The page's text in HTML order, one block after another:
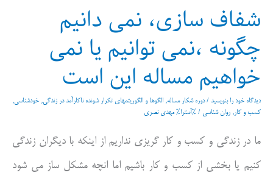
شفاف سازی، نمی دانیم
چگونه ،نمی توانیم یا نمی
خواهیم مساله این است
دیدگاه‌ خود را بنویسید /دوره شکار مساله, الگوها و الگوریتمهای تکرار شونده ناکارآمد در زندگی, خودشناسی,
کسب و کار, روان شناسی / %آسترا% مهدی نصری
ما در زندگی و کسب و کار گریزی نداریم از اینکه با دیگران زندگی
کنیم یا بخشی از کسب و کار باشیم اما انچه مشکل ساز می شود